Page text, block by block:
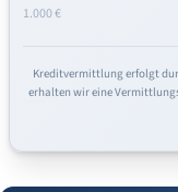
1.000 €
Kreditvermittlung erfolgt
erhalten wir eine